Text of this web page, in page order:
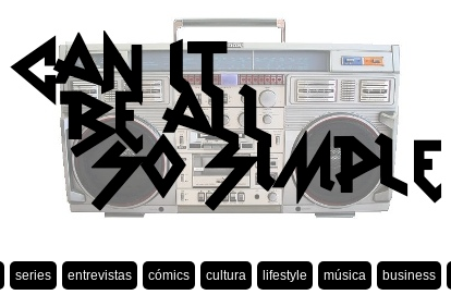
series entrevistas cómics cultura lifestyle música business